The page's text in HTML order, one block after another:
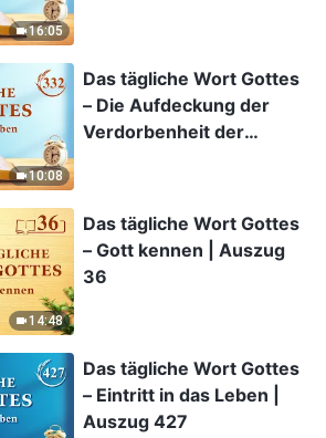
16:05
10:08
Das tägliche Wort Gottes
– Die Aufdeckung der
Verdorbenheit der
14:48
Das tägliche Wort Gottes
– Gott kennen | Auszug
36
Das tägliche Wort Gottes
– Eintritt in das Leben |
Auszug 427